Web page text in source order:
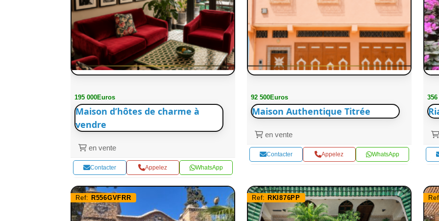
195 000Euros
Maison d’hôtes de charme à
vendre
en vente
Contacter Appelez WhatsApp
92 500Euros
Maison Authentique Titrée
en vente
Contacter Appelez WhatsApp
356
Ref: R556GVFRR Ref: RKI876PP